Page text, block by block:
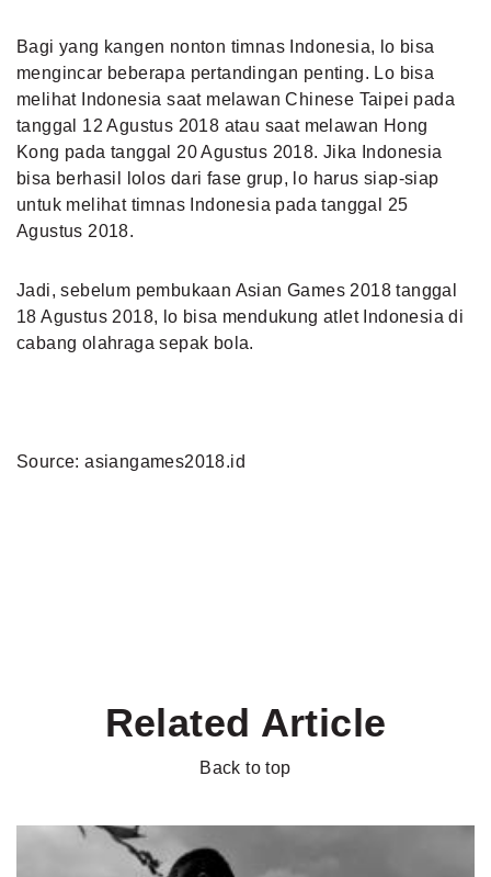
Bagi yang kangen nonton timnas Indonesia, lo bisa
mengincar beberapa pertandingan penting. Lo bisa
melihat Indonesia saat melawan Chinese Taipei pada
tanggal 12 Agustus 2018 atau saat melawan Hong
Kong pada tanggal 20 Agustus 2018. Jika Indonesia
bisa berhasil lolos dari fase grup, lo harus siap-siap
untuk melihat timnas Indonesia pada tanggal 25
Agustus 2018.
Jadi, sebelum pembukaan Asian Games 2018 tanggal
18 Agustus 2018, lo bisa mendukung atlet Indonesia di
cabang olahraga sepak bola.
Source: asiangames2018.id
Related Article
Back to top